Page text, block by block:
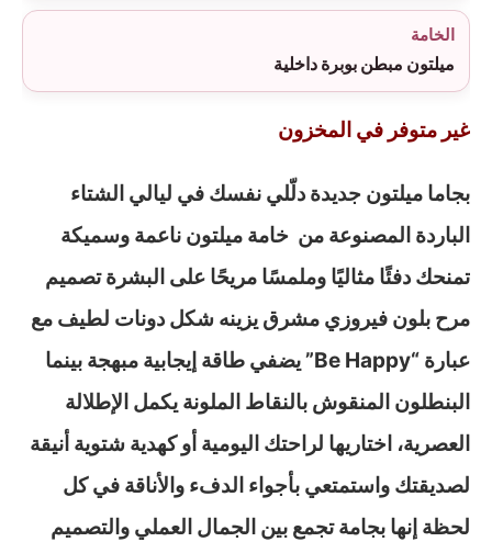
الخامة
ميلتون مبطن بوبرة داخلية
غير متوفر في المخزون
بجاما ميلتون جديدة دلّلي نفسك في ليالي الشتاء
الباردة المصنوعة من خامة ميلتون ناعمة وسميكة
تمنحك دفئًا مثاليًا وملمسًا مريحًا على البشرة تصميم
مرح بلون فيروزي مشرق يزينه شكل دونات لطيف مع
عبارة “Be Happy” يضفي طاقة إيجابية مبهجة بينما
البنطلون المنقوش بالنقاط الملونة يكمل الإطلالة
العصرية، اختاريها لراحتك اليومية أو كهدية شتوية أنيقة
لصديقتك واستمتعي بأجواء الدفء والأناقة في كل
لحظة إنها بجامة تجمع بين الجمال العملي والتصميم